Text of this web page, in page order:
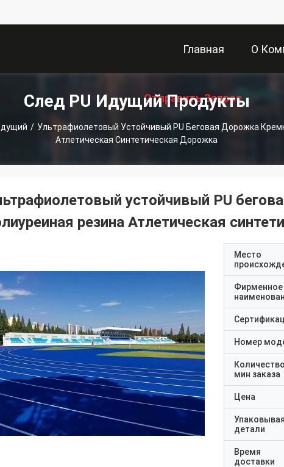
Главная
Страница
О
Отправить Запрос
След PU Идущий Продукты
/ Ультрафиолетовый Устойчивый PU Беговая Дорожка
Атлетическая Синтетическая Дорожка
устойчивый PU
резина Атлетическая
Место
Фирменное
Номер
Количество
мин заказа
Цена
Упаковывая
детали
Время
доставки